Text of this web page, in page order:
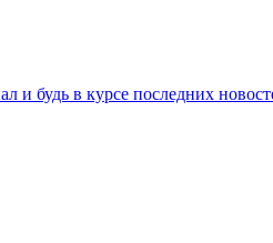
и будь в курсе последних